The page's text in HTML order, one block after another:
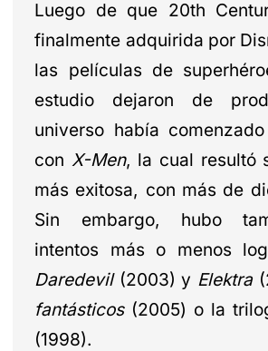
Luego de que 20th
finalmente adquirida por
las películas de
estudio dejaron de
universo había
con X-Men, la cual resultó
más exitosa, con más de
Sin embargo, hubo
intentos más o menos
Daredevil (2003) y Elektra
fantásticos (2005) o la
(1998).